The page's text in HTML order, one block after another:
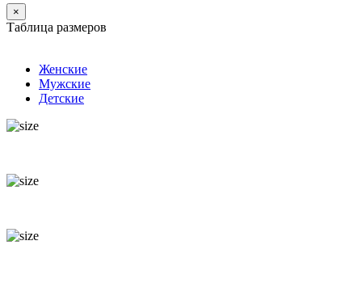
×
Таблица размеров
Женские
Мужские
Детские